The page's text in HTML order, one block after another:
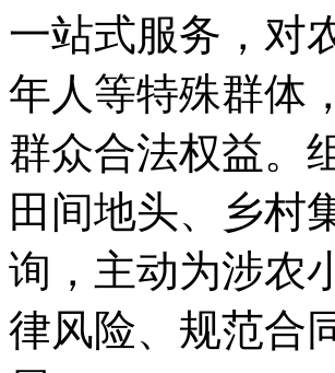
一站式服务，对
年人等特殊群体
群众合法权益。
田间地头、乡村
询，主动为涉农
律风险、规范合